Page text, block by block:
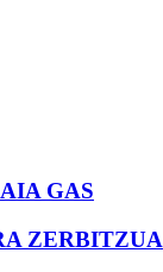
GAS
ZERBITZUA